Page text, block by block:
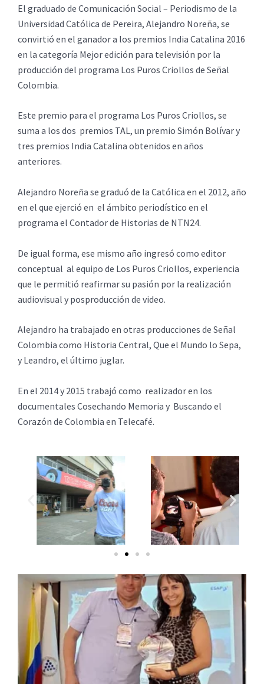
El graduado de Comunicación Social – Periodismo de la
Universidad Católica de Pereira, Alejandro Noreña, se
convirtió en el ganador a los premios India Catalina 2016
en la categoría Mejor edición para televisión por la
producción del programa Los Puros Criollos de Señal
Colombia.
Este premio para el programa Los Puros Criollos, se
suma a los dos premios TAL, un premio Simón Bolívar y
tres premios India Catalina obtenidos en años
anteriores.
Alejandro Noreña se graduó de la Católica en el 2012, año
en el que ejerció en el ámbito periodístico en el
programa el Contador de Historias de NTN24.
De igual forma, ese mismo año ingresó como editor
conceptual al equipo de Los Puros Criollos, experiencia
que le permitió reafirmar su pasión por la realización
audiovisual y posproducción de video.
Alejandro ha trabajado en otras producciones de Señal
Colombia como Historia Central, Que el Mundo lo Sepa,
y Leandro, el último juglar.
En el 2014 y 2015 trabajó como realizador en los
documentales Cosechando Memoria y Buscando el
Corazón de Colombia en Telecafé.